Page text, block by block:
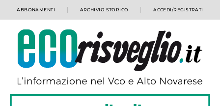
ABBONAMENTI ARCHIVIO STORICO ACCEDI/REGISTRATI